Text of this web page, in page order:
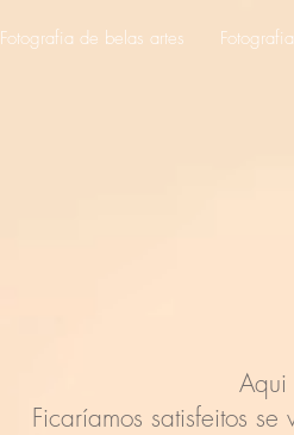
Fotografia de belas artes
Aqui
Ficaríamos satisfeitos